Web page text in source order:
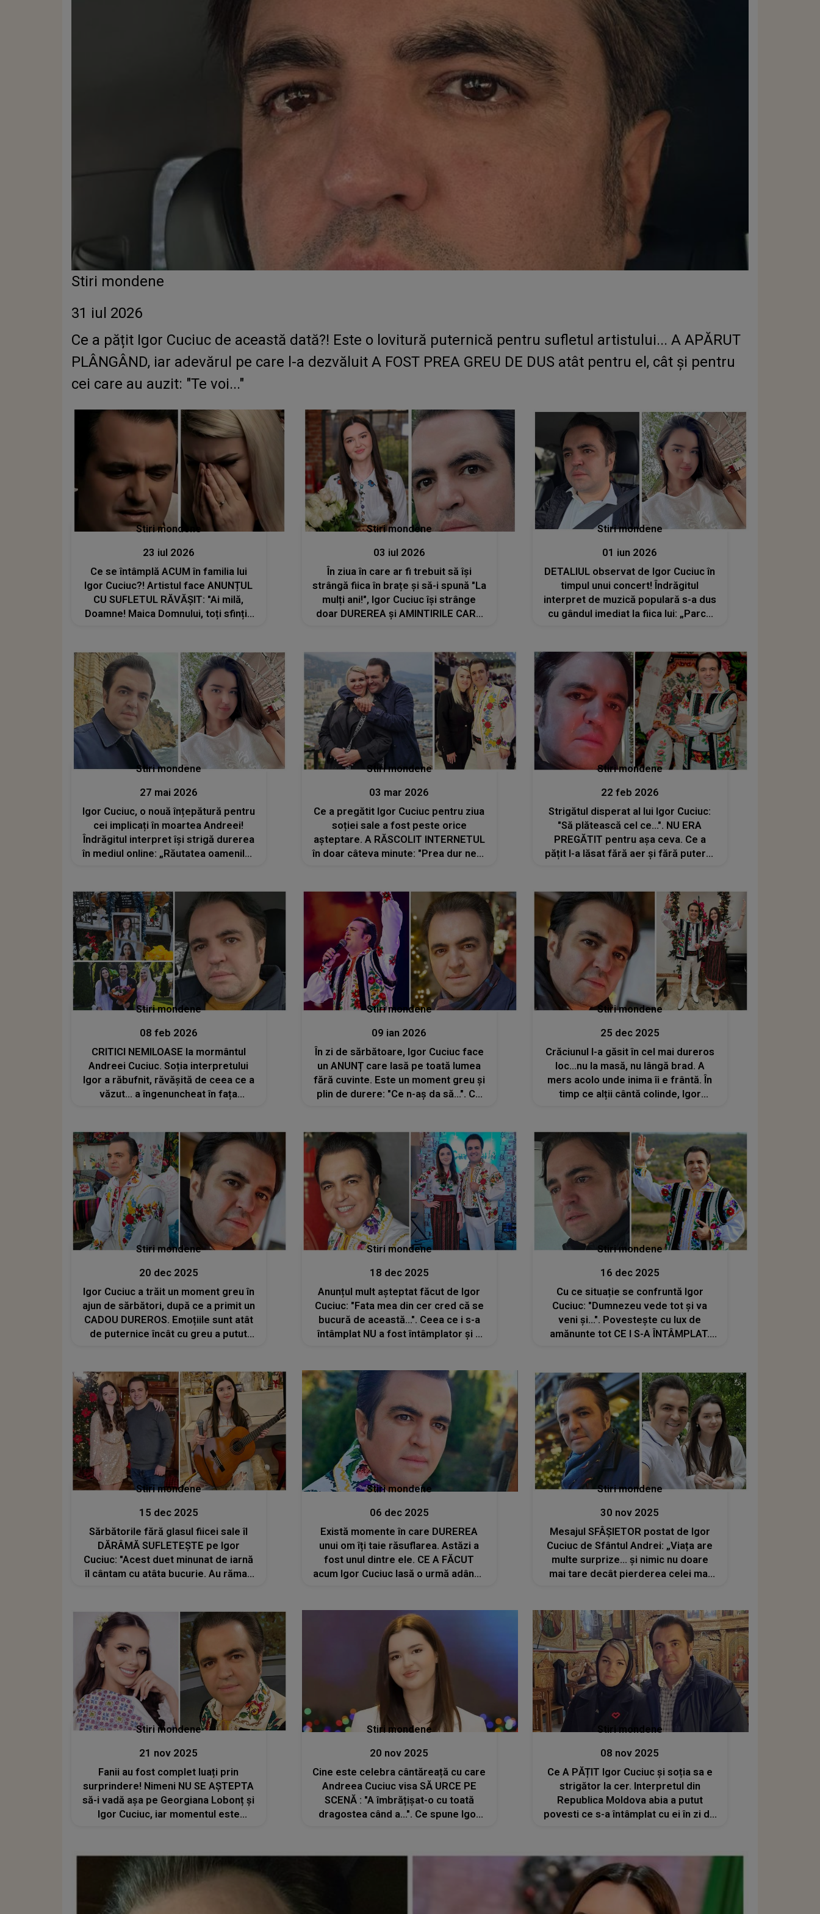
Stiri mondene
31 iul 2026
Ce a pățit Igor Cuciuc de această dată?! Este o lovitură puternică pentru sufletul artistului... A APĂRUT
PLÂNGÂND, iar adevărul pe care l-a dezvăluit A FOST PREA GREU DE DUS atât pentru el, cât și pentru
cei care au auzit: "Te voi..."
Stiri mondene
23 iul 2026
Ce se întâmplă ACUM în familia lui
Igor Cuciuc?! Artistul face ANUNȚUL
CU SUFLETUL RĂVĂȘIT: "Ai milă,
Doamne! Maica Domnului, toți sfinții,
Stiri mondene
03 iul 2026
În ziua în care ar fi trebuit să își
strângă fiica în brațe și să-i spună "La
mulți ani!", Igor Cuciuc își strânge
doar DUREREA și AMINTIRILE CARE
rugăminte..."
Stiri mondene
01 iun 2026
DETALIUL observat de Igor Cuciuc în
timpul unui concert! Îndrăgitul
interpret de muzică populară s-a dus
cu gândul imediat la fiica lui: „Parcă
Stiri mondene
27 mai 2026
Igor Cuciuc, o nouă înțepătură pentru
cei implicați în moartea Andreei!
Îndrăgitul interpret își strigă durerea
în mediul online: „Răutatea oamenilor
Stiri mondene
03 mar 2026
Ce a pregătit Igor Cuciuc pentru ziua
soției sale a fost peste orice
așteptare. A RĂSCOLIT INTERNETUL
în doar câteva minute: "Prea dur ne-a
Stiri mondene
22 feb 2026
Strigătul disperat al lui Igor Cuciuc:
"Să plătească cel ce...". NU ERA
PREGĂTIT pentru așa ceva. Ce a
pățit l-a lăsat fără aer și fără putere.
suferința care NU poate fi ascunsă
Stiri mondene
08 feb 2026
CRITICI NEMILOASE la mormântul
Andreei Cuciuc. Soția interpretului
Igor a răbufnit, răvășită de ceea ce a
văzut... a îngenuncheat în fața
"Să ai toată viața ta durerea care..."
Stiri mondene
09 ian 2026
În zi de sărbătoare, Igor Cuciuc face
un ANUNȚ care lasă pe toată lumea
fără cuvinte. Este un moment greu și
plin de durere: "Ce n-aș da să...". CE
momente și ce l-a făcut să
reacționeze așa
Stiri mondene
25 dec 2025
Crăciunul l-a găsit în cel mai dureros
loc...nu la masă, nu lângă brad. A
mers acolo unde inima îi e frântă. În
timp ce alții cântă colinde, Igor
de mare, atât de grea pentru suflet?
Stiri mondene
20 dec 2025
Igor Cuciuc a trăit un moment greu în
ajun de sărbători, după ce a primit un
CADOU DUREROS. Emoțiile sunt atât
de puternice încât cu greu a putut
rupe sufletul.Îmi e greu să privesc...
Stiri mondene
18 dec 2025
Anunțul mult așteptat făcut de Igor
Cuciuc: "Fata mea din cer cred că se
bucură de această...". Ceea ce i s-a
întâmplat NU a fost întâmplator și a
inimă: "E o mare binecuvântare să
Stiri mondene
16 dec 2025
Cu ce situație se confruntă Igor
Cuciuc: "Dumnezeu vede tot și va
veni și...". Povestește cu lux de
amănunte tot CE I S-A ÎNTÂMPLAT.
Stiri mondene
15 dec 2025
Sărbătorile fără glasul fiicei sale îl
DĂRÂMĂ SUFLETEȘTE pe Igor
Cuciuc: "Acest duet minunat de iarnă
îl cântam cu atâta bucurie. Au rămas
vers îi aduce aminte de Andreea
Stiri mondene
06 dec 2025
Există momente în care DUREREA
unui om îți taie răsuflarea. Astăzi a
fost unul dintre ele. CE A FĂCUT
acum Igor Cuciuc lasă o urmă adâncă
vindecat… uneori poate chiar
imposibil"
Stiri mondene
30 nov 2025
Mesajul SFÂȘIETOR postat de Igor
Cuciuc de Sfântul Andrei: „Viața are
multe surprize… și nimic nu doare
mai tare decât pierderea celei mai
apăsătoare în sufletul artistului
Stiri mondene
21 nov 2025
Fanii au fost complet luați prin
surprindere! Nimeni NU SE AȘTEPTA
să-i vadă așa pe Georgiana Lobonț și
Igor Cuciuc, iar momentul este
stârnește valuri de emoții
Stiri mondene
20 nov 2025
Cine este celebra cântăreață cu care
Andreea Cuciuc visa SĂ URCE PE
SCENĂ : "A îmbrățișat-o cu toată
dragostea când a...". Ce spune Igor
și te face să simți DUREREA din
Stiri mondene
08 nov 2025
Ce A PĂȚIT Igor Cuciuc și soția sa e
strigător la cer. Interpretul din
Republica Moldova abia a putut
povesti ce s-a întâmplat cu ei în zi de
când au văzut mesajul